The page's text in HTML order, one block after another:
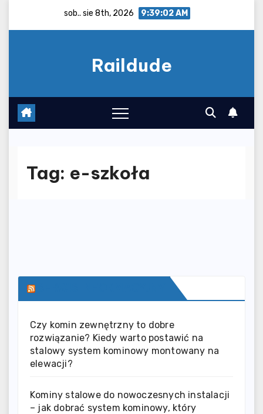
sob.. sie 8th, 2026 9:39:02 AM
Raildude
Tag: e-szkoła
Czy komin zewnętrzny to dobre
rozwiązanie? Kiedy warto postawić na
stalowy system kominowy montowany na
elewacji?
Kominy stalowe do nowoczesnych instalacji
– jak dobrać system kominowy, który